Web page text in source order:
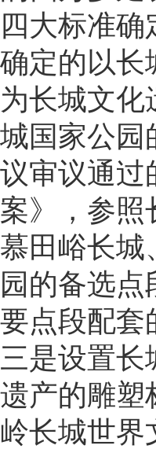
四大标准
确定的以长
为长城文
城国家公园
议审议通过
案》，参照
慕田峪长城
园的备选
要点段配套
三是设置长
遗产的雕塑
岭长城世界